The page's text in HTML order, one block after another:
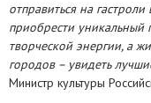
отправиться на
приобрести уникальный
творческой энергии, а
городов – увидеть
Министр культуры